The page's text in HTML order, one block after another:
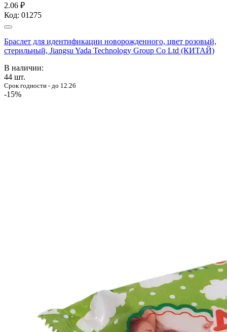
2.06 ₽
Код: 01275
Браслет для идентификации новорожденного, цвет розовый,
стерильный, Jiangsu Yada Technology Group Co Ltd (КИТАЙ)
В наличии:
44 шт.
Срок годности - до 12.26
-15%